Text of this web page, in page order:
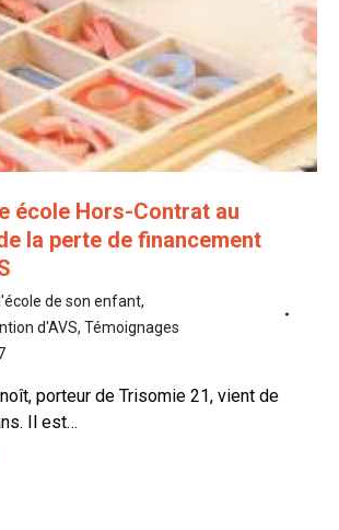
école Hors-Contrat au
la perte de financement
de son enfant,
d'AVS, Témoignages
porteur de Trisomie 21, vient de
Il est…